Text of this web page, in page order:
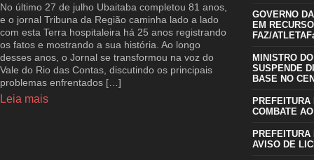
No último 27 de julho Ubaitaba completou 81 anos,
e o jornal Tribuna da Região caminha lado a lado
com esta Terra hospitaleira há 25 anos registrando
os fatos e mostrando a sua história. Ao longo
desses anos, o Jornal se transformou na voz do
Vale do Rio das Contas, discutindo os principais
problemas enfrentados […]
Leia mais
GOVERNO
EM
FAZ/
MINISTRO
SUSPENDE
BASE NO
COMBATE
AVISO DE